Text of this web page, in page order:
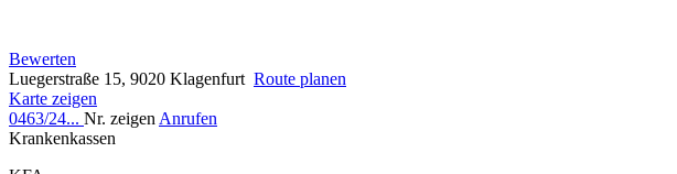
Bewerten
Luegerstraße 15, 9020 Klagenfurt Route planen
Karte zeigen
0463/24... Nr. zeigen Anrufen
Krankenkassen